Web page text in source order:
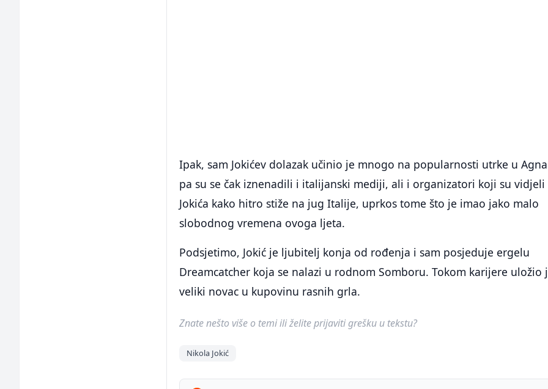
Ipak, sam Jokićev dolazak učinio je mnogo na popularnosti utrke u
pa su se čak iznenadili i italijanski mediji, ali i organizatori koji su vidjeli
Jokića kako hitro stiže na jug Italije, uprkos tome što je imao jako malo
slobodnog vremena ovoga ljeta.
Podsjetimo, Jokić je ljubitelj konja od rođenja i sam posjeduje ergelu
Dreamcatcher koja se nalazi u rodnom Somboru. Tokom karijere uložio
veliki novac u kupovinu rasnih grla.
Znate nešto više o temi ili želite prijaviti grešku u tekstu?
Nikola Jokić